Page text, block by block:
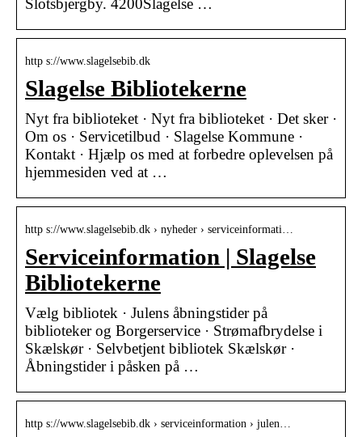
Slotsbjergby. 4200Slagelse …
http s://www.slagelsebib.dk
Slagelse Bibliotekerne
Nyt fra biblioteket · Nyt fra biblioteket · Det sker ·
Om os · Servicetilbud · Slagelse Kommune ·
Kontakt · Hjælp os med at forbedre oplevelsen på
hjemmesiden ved at …
http s://www.slagelsebib.dk › nyheder › serviceinformati…
Serviceinformation | Slagelse
Bibliotekerne
Vælg bibliotek · Julens åbningstider på
biblioteker og Borgerservice · Strømafbrydelse i
Skælskør · Selvbetjent bibliotek Skælskør ·
Åbningstider i påsken på …
http s://www.slagelsebib.dk › serviceinformation › julen…